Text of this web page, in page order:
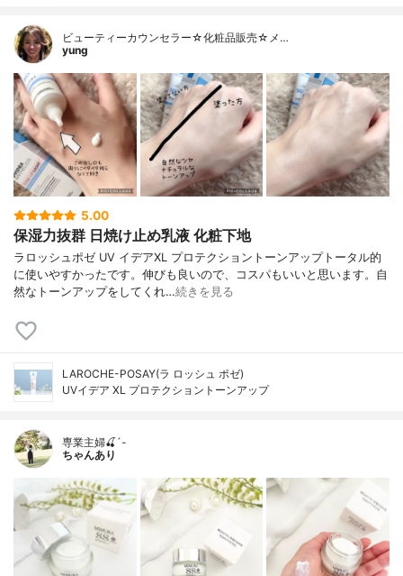
ビューティーカウンセラー☆化粧品販売☆メ…
yung
5.00
保湿力抜群 日焼け止め乳液 化粧下地
ラロッシュポゼ UV イデアXL プロテクショントーンアップトータル的
に使いやすかったです。伸びも良いので、コスパもいいと思います。自
然なトーンアップをしてくれ…続きを見る
LAROCHE-POSAY(ラ ロッシュ ポゼ)
UVイデア XL プロテクショントーンアップ
専業主婦🍒´-
ちゃんあり